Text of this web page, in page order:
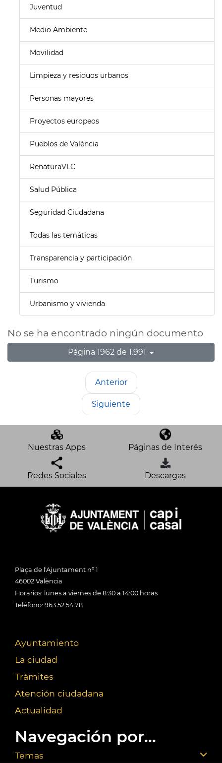
Juventud
Medio Ambiente
Movilidad
Limpieza y residuos urbanos
Personas mayores
Proyectos europeos
Pueblos de València
RenaturaVLC
Salud Pública
Seguridad Ciudadana
Todas las temáticas
Transparencia y participación
Turismo
Urbanismo y vivienda
No se ha encontrado ningún documento
Página 1962 de 1.991
Anterior
Siguiente
Nuestras Apps Páginas de Interés
Redes Sociales Descargas
Plaça de l'Ajuntament nº 1
46002 València
Horarios: lunes a viernes de 8:30 a 14:00 horas
Teléfono: 963 52 54 78
Ayuntamiento
La ciudad
Trámites
Atención ciudadana
Actualidad
Navegación por...
Temas